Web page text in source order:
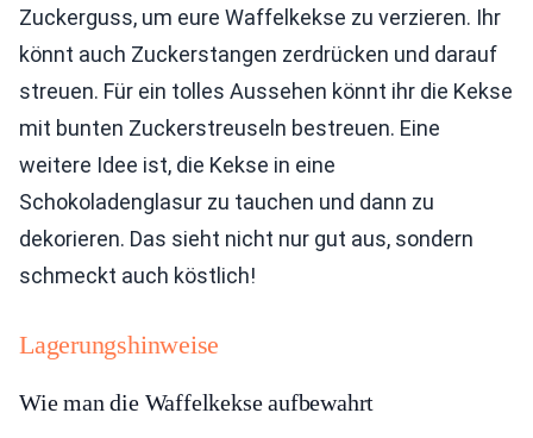
Zuckerguss, um eure Waffelkekse zu verzieren. Ihr
könnt auch Zuckerstangen zerdrücken und darauf
streuen. Für ein tolles Aussehen könnt ihr die Kekse
mit bunten Zuckerstreuseln bestreuen. Eine
weitere Idee ist, die Kekse in eine
Schokoladenglasur zu tauchen und dann zu
dekorieren. Das sieht nicht nur gut aus, sondern
schmeckt auch köstlich!
Lagerungshinweise
Wie man die Waffelkekse aufbewahrt